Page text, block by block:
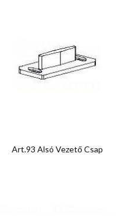
Art.93 Alsó Vezető Csap
Előnézet